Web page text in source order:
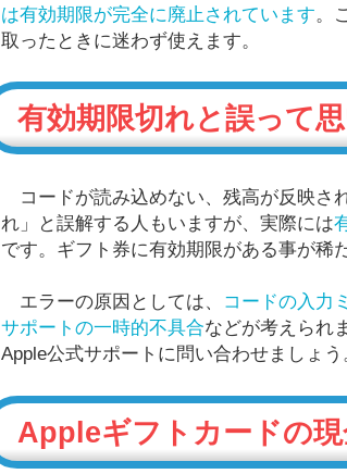
は有効期限が完全に廃止されています。
取ったときに迷わず使えます。
有効期限切れと誤って
コードが読み込めない、残高が反映さ
れ」と誤解する人もいますが、実際には
です。ギフト券に有効期限がある事が稀
エラーの原因としては、 コードの入力
サポートの一時的不具合などが考えられ
Apple公式サポートに問い合わせましょう
Appleギフトカードの